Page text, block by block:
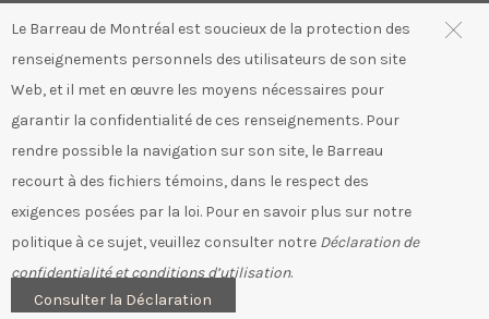
Le Barreau de Montréal est soucieux de la protection des
renseignements personnels des utilisateurs de son site
Web, et il met en œuvre les moyens nécessaires pour
garantir la confidentialité de ces renseignements. Pour
rendre possible la navigation sur son site, le Barreau
recourt à des fichiers témoins, dans le respect des
exigences posées par la loi. Pour en savoir plus sur notre
politique à ce sujet, veuillez consulter notre Déclaration de
confidentialité et conditions d’utilisation.
Consulter la Déclaration